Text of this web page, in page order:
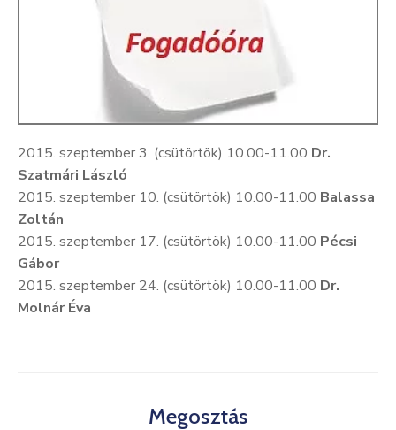
2015. szeptember 3. (csütörtök) 10.00-11.00 Dr.
Szatmári László
2015. szeptember 10. (csütörtök) 10.00-11.00 Balassa
Zoltán
2015. szeptember 17. (csütörtök) 10.00-11.00 Pécsi
Gábor
2015. szeptember 24. (csütörtök) 10.00-11.00 Dr.
Molnár Éva
Megosztás